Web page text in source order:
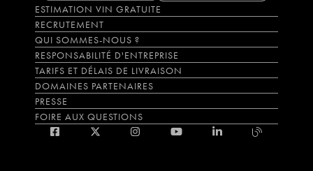
ESTIMATION VIN GRATUITE
RECRUTEMENT
QUI SOMMES-NOUS ?
RESPONSABILITÉ D'ENTREPRISE
TARIFS ET DÉLAIS DE LIVRAISON
DOMAINES PARTENAIRES
PRESSE
FOIRE AUX QUESTIONS